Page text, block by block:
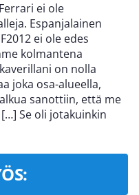
ei ole
Espanjalainen
ei ole edes
kolmantena
on nolla
joka osa-alueella,
sanottiin, että me
Se oli jotakuinkin